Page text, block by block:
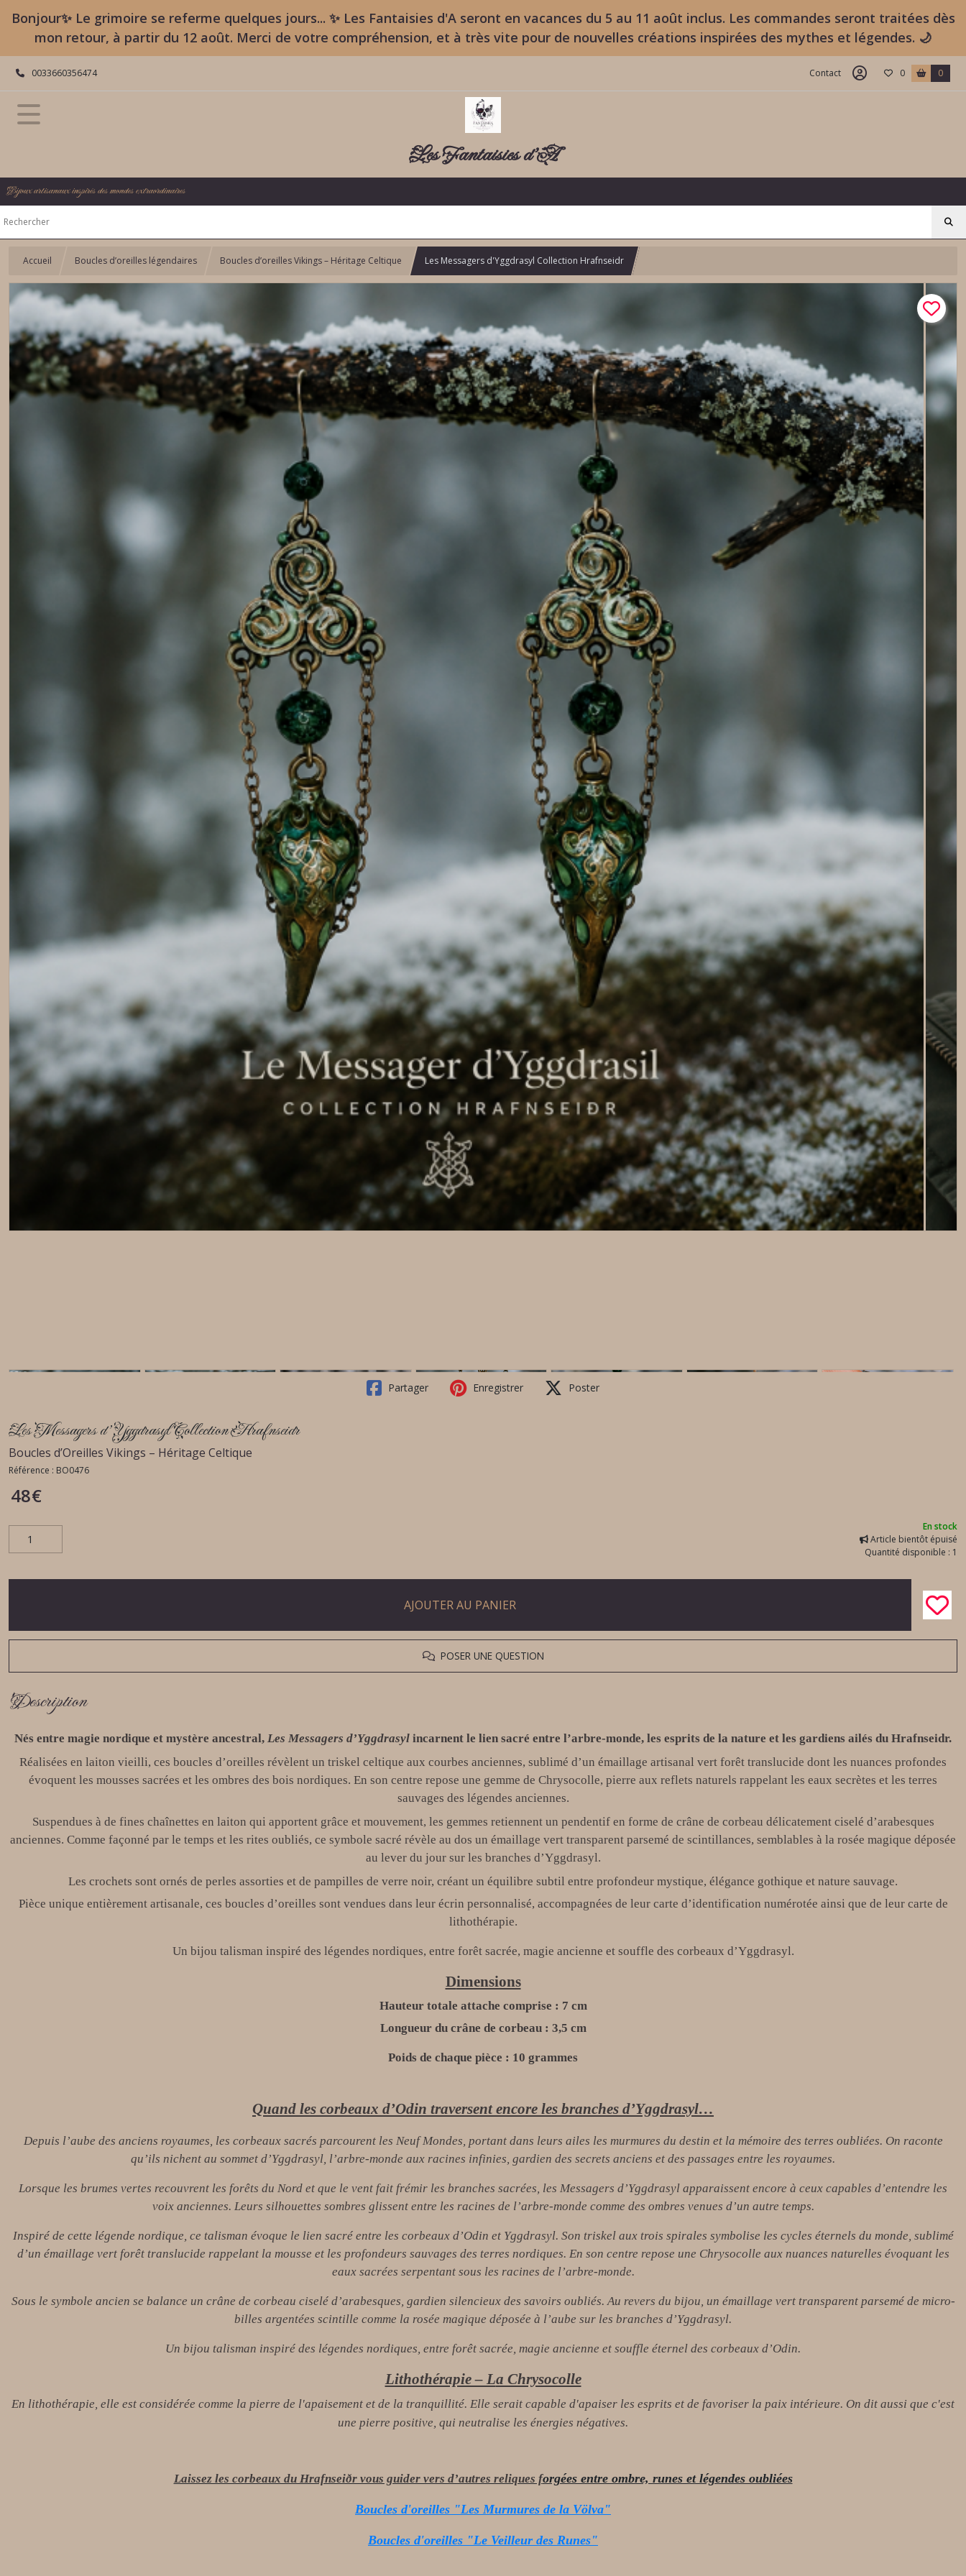
Bonjour✨ Le grimoire se referme quelques jours... ✨ Les Fantaisies d'A seront en vacances du 5 au 11 août inclus. Les commandes seront traitées dès
mon retour, à partir du 12 août. Merci de votre compréhension, et à très vite pour de nouvelles créations inspirées des mythes et légendes. 🌙
0033660356474 Contact 0 0
Les Fantaisies d'A
Bijoux artisanaux inspirés des mondes extraordinaires
Accueil Boucles d’oreilles légendaires Boucles d’oreilles Vikings – Héritage Celtique Les Messagers d'Yggdrasyl Collection Hrafnseidr
Partager Enregistrer Poster
Les Messagers d'Yggdrasyl Collection Hrafnseidr
Boucles d’Oreilles Vikings – Héritage Celtique
Référence : BO0476
48€
En stock
Article bientôt épuisé
Quantité disponible : 1
AJOUTER AU PANIER
POSER UNE QUESTION
Description
Nés entre magie nordique et mystère ancestral, Les Messagers d’Yggdrasyl incarnent le lien sacré entre l’arbre-monde, les esprits de la nature et les gardiens ailés du Hrafnseidr.
Réalisées en laiton vieilli, ces boucles d’oreilles révèlent un triskel celtique aux courbes anciennes, sublimé d’un émaillage artisanal vert forêt translucide dont les nuances profondes
évoquent les mousses sacrées et les ombres des bois nordiques. En son centre repose une gemme de Chrysocolle, pierre aux reflets naturels rappelant les eaux secrètes et les terres
sauvages des légendes anciennes.
Suspendues à de fines chaînettes en laiton qui apportent grâce et mouvement, les gemmes retiennent un pendentif en forme de crâne de corbeau délicatement ciselé d’arabesques
anciennes. Comme façonné par le temps et les rites oubliés, ce symbole sacré révèle au dos un émaillage vert transparent parsemé de scintillances, semblables à la rosée magique déposée
au lever du jour sur les branches d’Yggdrasyl.
Les crochets sont ornés de perles assorties et de pampilles de verre noir, créant un équilibre subtil entre profondeur mystique, élégance gothique et nature sauvage.
Pièce unique entièrement artisanale, ces boucles d’oreilles sont vendues dans leur écrin personnalisé, accompagnées de leur carte d’identification numérotée ainsi que de leur carte de
lithothérapie.
Un bijou talisman inspiré des légendes nordiques, entre forêt sacrée, magie ancienne et souffle des corbeaux d’Yggdrasyl.
Dimensions
Hauteur totale attache comprise : 7 cm
Longueur du crâne de corbeau : 3,5 cm
Poids de chaque pièce : 10 grammes
Quand les corbeaux d’Odin traversent encore les branches d’Yggdrasyl…
Depuis l’aube des anciens royaumes, les corbeaux sacrés parcourent les Neuf Mondes, portant dans leurs ailes les murmures du destin et la mémoire des terres oubliées. On raconte
qu’ils nichent au sommet d’Yggdrasyl, l’arbre-monde aux racines infinies, gardien des secrets anciens et des passages entre les royaumes.
Lorsque les brumes vertes recouvrent les forêts du Nord et que le vent fait frémir les branches sacrées, les Messagers d’Yggdrasyl apparaissent encore à ceux capables d’entendre les
voix anciennes. Leurs silhouettes sombres glissent entre les racines de l’arbre-monde comme des ombres venues d’un autre temps.
Inspiré de cette légende nordique, ce talisman évoque le lien sacré entre les corbeaux d’Odin et Yggdrasyl. Son triskel aux trois spirales symbolise les cycles éternels du monde, sublimé
d’un émaillage vert forêt translucide rappelant la mousse et les profondeurs sauvages des terres nordiques. En son centre repose une Chrysocolle aux nuances naturelles évoquant les
eaux sacrées serpentant sous les racines de l’arbre-monde.
Sous le symbole ancien se balance un crâne de corbeau ciselé d’arabesques, gardien silencieux des savoirs oubliés. Au revers du bijou, un émaillage vert transparent parsemé de micro-
billes argentées scintille comme la rosée magique déposée à l’aube sur les branches d’Yggdrasyl.
Un bijou talisman inspiré des légendes nordiques, entre forêt sacrée, magie ancienne et souffle éternel des corbeaux d’Odin.
Lithothérapie – La Chrysocolle
En lithothérapie, elle est considérée comme la pierre de l'apaisement et de la tranquillité. Elle serait capable d'apaiser les esprits et de favoriser la paix intérieure. On dit aussi que c'est
une pierre positive, qui neutralise les énergies négatives.
Laissez les corbeaux du Hrafnseiðr vous guider vers d’autres reliques forgées entre ombre, runes et légendes oubliées
Boucles d'oreilles "Les Murmures de la Völva"
Boucles d'oreilles "Le Veilleur des Runes"